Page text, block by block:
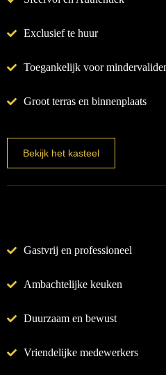
Exclusief te huur
Toegankelijk voor
Groot terras en binnenplaats
Bekijk het kasteel
Gastvrij en professioneel
Ambachtelijke keuken
Duurzaam en bewust
Vriendelijke medewerkers